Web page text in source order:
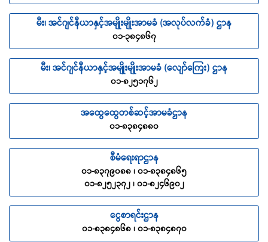
မီး၊ အင်ဂျင်နီယာနှင့်အမျိုးမျိုးအာမခံ (အလုပ်လက်ခံ) ဌာန
၀၁-၃၈၄၈၆၇
မီး၊ အင်ဂျင်နီယာနှင့်အမျိုးမျိုးအာမခံ (လျော်ကြေး) ဌာန
၀၁-၈၂၅၁၇၆၂
အထွေထွေတစ်ဆင့်အာမခံဌာန
၀၁-၈၃၈၄၈၈၀
စီမံရေးရာဌာန
၀၁-၈၃၇၉၀၈၈ ၊ ၀၁-၈၃၈၄၈၆၅
၀၁-၈၂၅၂၃၇၂ ၊ ၀၁-၈၂၄၆၉၀၂
ငွေစာရင်းဌာန
၀၁-၈၃၈၄၈၆၈ ၊ ၀၁-၈၃၈၄၈၇၀